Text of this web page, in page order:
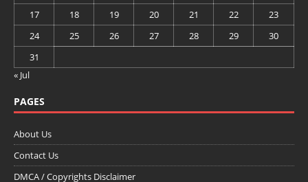
17
18 19 20 21 22
23
24
25 26 27 28 29
30
31
« Jul
PAGES
About Us
Contact Us
DMCA / Copyrights Disclaimer